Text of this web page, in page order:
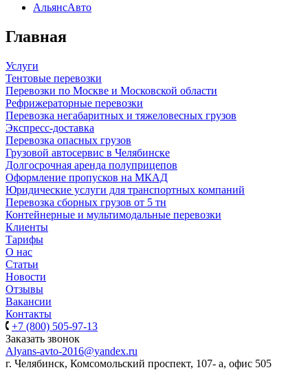
АльянсАвто
Главная
Услуги
Тентовые перевозки
Перевозки по Москве и Московской области
Рефрижераторные перевозки
Перевозка негабаритных и тяжеловесных грузов
Экспресс-доставка
Перевозка опасных грузов
Грузовой автосервис в Челябинске
Долгосрочная аренда полуприцепов
Оформление пропусков на МКАД
Юридические услуги для транспортных компаний
Перевозка сборных грузов от 5 тн
Контейнерные и мультимодальные перевозки
Клиенты
Тарифы
О нас
Статьи
Новости
Отзывы
Вакансии
Контакты
+7 (800) 505-97-13
Заказать звонок
Alyans-avto-2016@yandex.ru
г. Челябинск, Комсомольский проспект, 107- а, офис 505